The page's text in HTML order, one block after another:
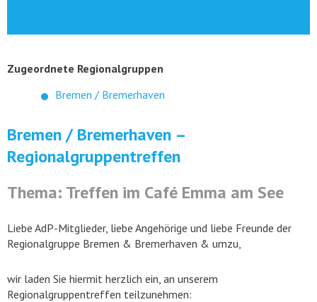
Zugeordnete Regionalgruppen
Bremen / Bremerhaven
Bremen / Bremerhaven –
Regionalgruppentreffen
Thema: Treffen im Café Emma am See
Liebe AdP-Mitglieder, liebe Angehörige und liebe Freunde der
Regionalgruppe Bremen & Bremerhaven & umzu,
wir laden Sie hiermit herzlich ein, an unserem
Regionalgruppentreffen teilzunehmen: